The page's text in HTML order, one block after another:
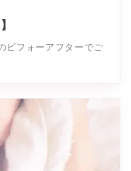
ビフォーアフターでご